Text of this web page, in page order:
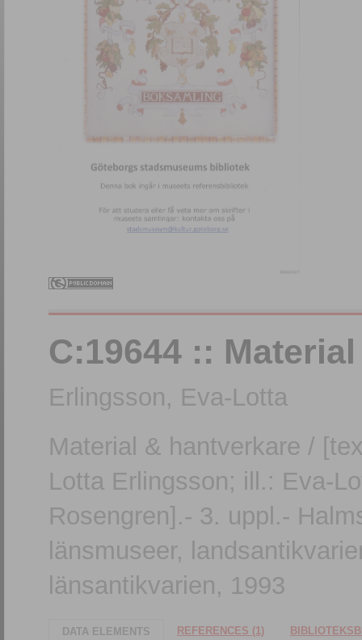
C:19644 ::
Erlingsson, Eva-Lotta
Material & hantverkare /
Lotta Erlingsson; ill.: Eva-
Rosengren].- 3. uppl.-
länsmuseer,
länsantikvarien, 1993
DATA ELEMENTS REFERENCES (1)